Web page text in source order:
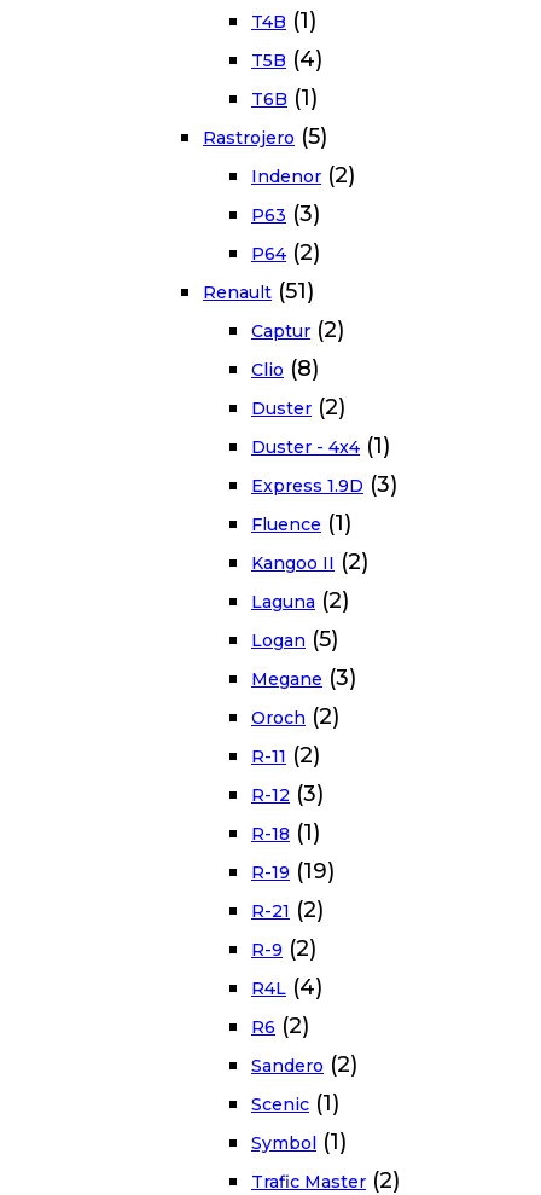
T4B (1)
T5B (4)
T6B (1)
Rastrojero (5)
Indenor (2)
P63 (3)
P64 (2)
Renault (51)
Captur (2)
Clio (8)
Duster (2)
Duster - 4x4 (1)
Express 1.9D (3)
Fluence (1)
Kangoo II (2)
Laguna (2)
Logan (5)
Megane (3)
Oroch (2)
R-11 (2)
R-12 (3)
R-18 (1)
R-19 (19)
R-21 (2)
R-9 (2)
R4L (4)
R6 (2)
Sandero (2)
Scenic (1)
Symbol (1)
Trafic Master (2)